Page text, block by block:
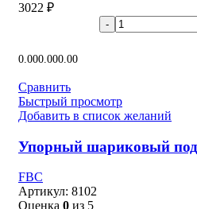
3022 ₽
0.000.000.00
Сравнить
Быстрый просмотр
Добавить в список желаний
Упорный шариковый
FBC
Артикул: 8102
Оценка 0 из 5